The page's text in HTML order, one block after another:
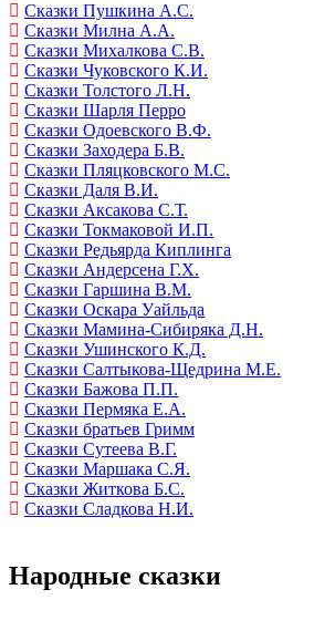
Сказки Пушкина А.С.
Сказки Милна А.А.
Сказки Михалкова С.В.
Сказки Чуковского К.И.
Сказки Толстого Л.Н.
Сказки Шарля Перро
Сказки Одоевского В.Ф.
Сказки Заходера Б.В.
Сказки Пляцковского М.С.
Сказки Даля В.И.
Сказки Аксакова С.Т.
Сказки Токмаковой И.П.
Сказки Редьярда Киплинга
Сказки Андерсена Г.Х.
Сказки Гаршина В.М.
Сказки Оскара Уайльда
Сказки Мамина-Сибиряка Д.Н.
Сказки Ушинского К.Д.
Сказки Салтыкова-Щедрина М.Е.
Сказки Бажова П.П.
Сказки Пермяка Е.А.
Сказки братьев Гримм
Сказки Сутеева В.Г.
Сказки Маршака С.Я.
Сказки Житкова Б.С.
Сказки Сладкова Н.И.
Народные сказки